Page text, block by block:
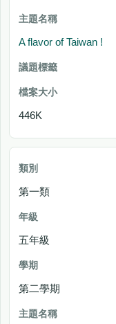
A flavor of Taiwan !
446K
第一類
五年級
第二學期